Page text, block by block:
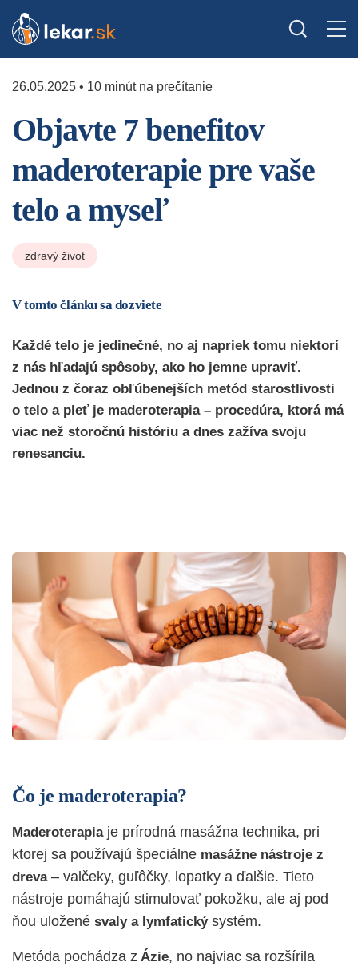
26.05.2025 • 10 minút na prečítanie
Objavte 7 benefitov
maderoterapie pre vaše
telo a myseľ
zdravý život
V tomto článku sa dozviete
Každé telo je jedinečné, no aj napriek tomu niektorí
z nás hľadajú spôsoby, ako ho jemne upraviť.
Jednou z čoraz obľúbenejších metód starostlivosti
o telo a pleť je maderoterapia – procedúra, ktorá má
viac než storočnú históriu a dnes zažíva svoju
renesanciu.
Čo je maderoterapia?
Maderoterapia je prírodná masážna technika, pri
ktorej sa používajú špeciálne masážne nástroje z
dreva– valčeky, guľôčky, lopatky a ďalšie. Tieto
nástroje pomáhajú stimulovať pokožku, ale aj pod
ňou uložené svaly a lymfatickýsystém.
Metóda pochádza z Ázie, no najviac sa rozšírila